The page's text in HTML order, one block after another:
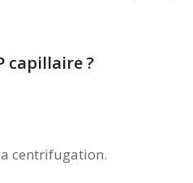
capillaire ?
centrifugation.